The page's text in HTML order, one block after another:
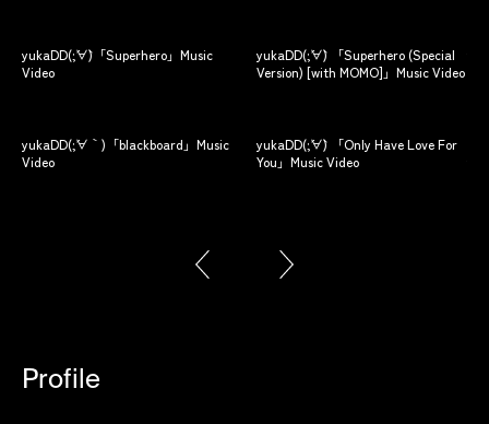
yukaDD(;´∀`)「Superhero」Music
Video
yukaDD(;´∀`) 「Superhero (Special
Version) [with MOMO]」Music Video
yukaDD(;´∀｀)「blackboard」Music
Video
yukaDD(;´∀`) 「Only Have Love For
You」Music Video
Profile